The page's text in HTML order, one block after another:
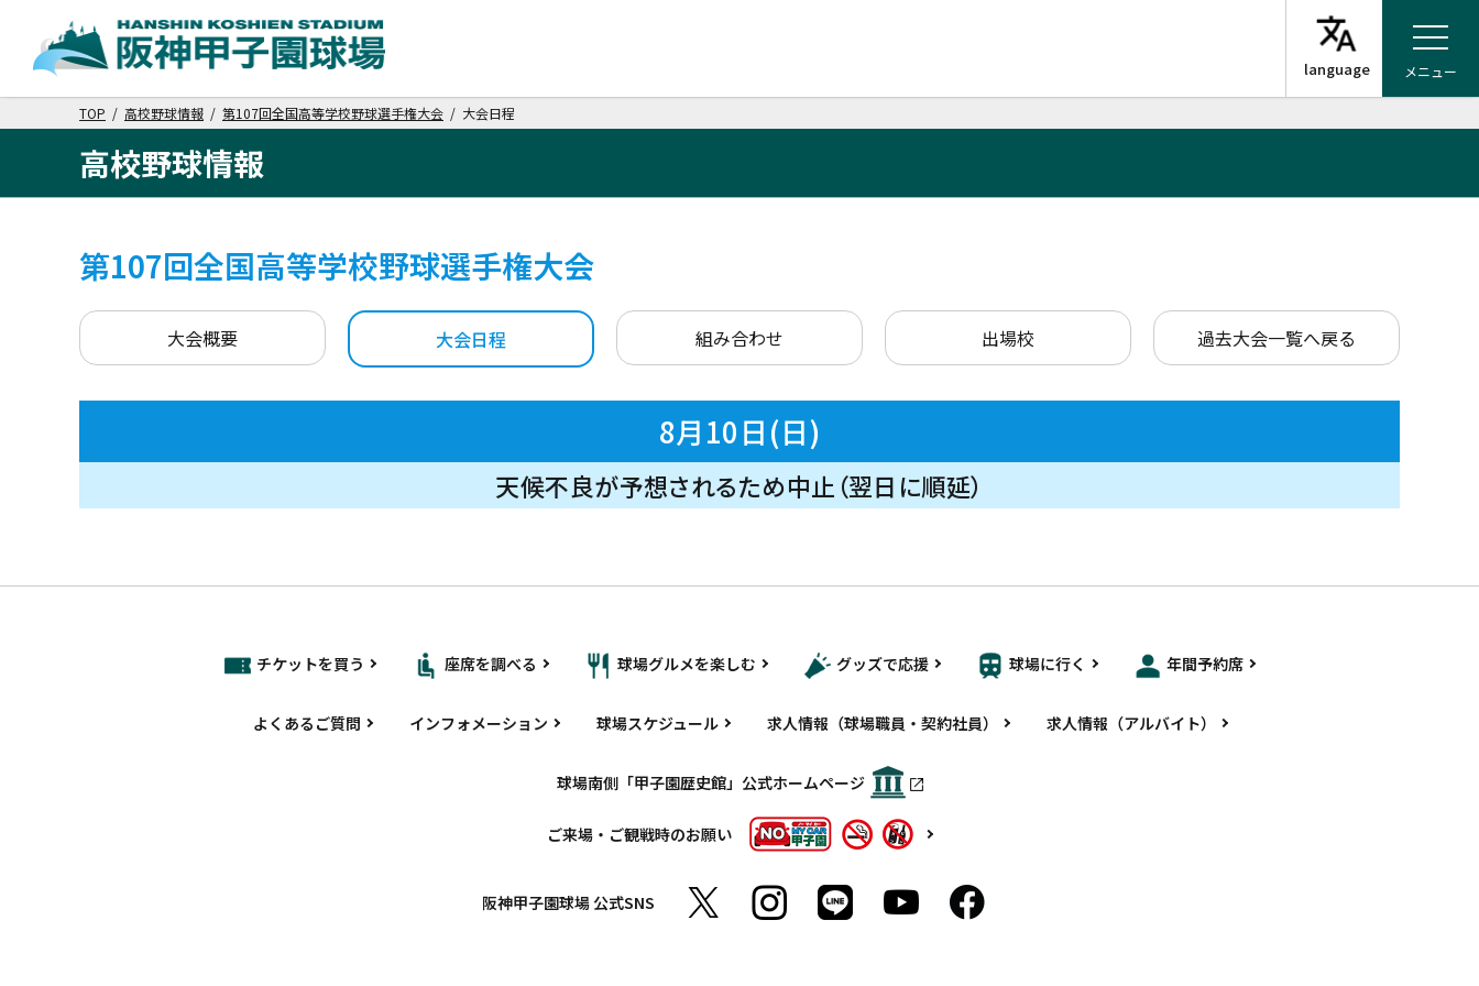
メニュー
TOP / 高校野球情報 / 第107回全国高等学校野球選手権大会 / 大会日程
高校野球情報
第107回全国高等学校野球選手権大会
大会概要 大会日程 組み合わせ 出場校 過去大会一覧へ戻る
8月10日(日)
天候不良が予想されるため中止（翌日に順延）
チケットを買う 座席を調べる 球場グルメを楽しむ グッズで応援 球場に行く 年間予約席
よくあるご質問 インフォメーション 球場スケジュール 求人情報（球場職員・契約社員） 求人情報（アルバイト）
球場南側「甲子園歴史館」公式ホームページ
ご来場・ご観戦時のお願い
阪神甲子園球場公式SNS